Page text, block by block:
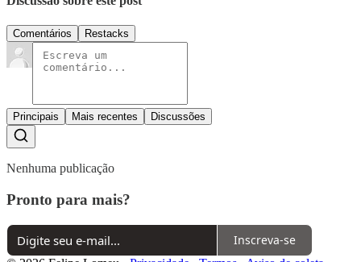
Comentários Restacks
Principais Mais recentes Discussões
Nenhuma publicação
Pronto para mais?
Inscreva-se